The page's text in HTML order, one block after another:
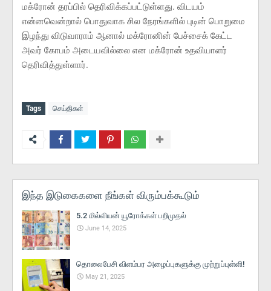
மக்ரோன் தரப்பில் தெரிவிக்கப்பட்டுள்ளது. விடயம்
என்னவென்றால் பொதுவாக சில நேரங்களில் புடின் பொறுமை
இழந்து விடுவாராம் ஆனால் மக்ரோனின் பேச்சைக் கேட்ட
அவர் கோபம் அடையவில்லை என மக்ரோன் உதவியாளர்
தெரிவித்துள்ளார்.
Tags செய்திகள்
இந்த இடுகைகளை நீங்கள் விரும்பக்கூடும்
5.2 மில்லியன் யூரோக்கள் பறிமுதல்
June 14, 2025
தொலைபேசி விளம்பர அழைப்புகளுக்கு முற்றுப்புள்ளி!
May 21, 2025